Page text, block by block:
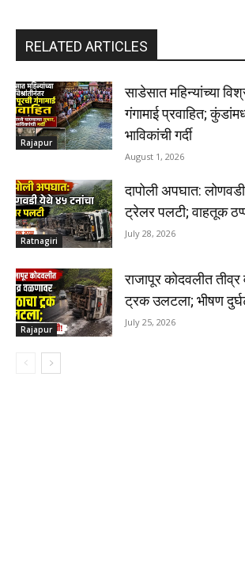
RELATED ARTICLES
Rajapur
साडेसात महिन्यांच्या
गंगामाई प्रवाहित;
भाविकांची गर्दी
August 1, 2026
Ratnagiri
दापोली अपघात:
ट्रेलर पलटी; वाहतूक
July 28, 2026
Rajapur
राजापूर कोदवलीत तीव्र
ट्रक उलटला; भीषण
July 25, 2026